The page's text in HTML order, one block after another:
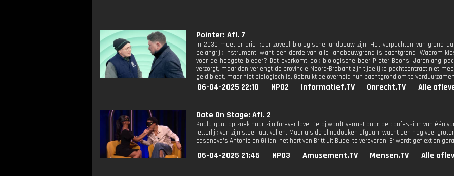
Pointer: Afl. 7
In 2030 moet er drie keer zoveel biologische landbouw zijn. Het verpachten van grond
belangrijk instrument, want een derde van alle landbouwgrond is pachtgrond. Waarom
voor de hoogste bieder? Dat overkomt ook biologische boer Pieter Boons. Jarenlang
verzorgt, maar dan verlengt de provincie Noord-Brabant zijn tijdelijke pachtcontract niet
geld biedt, maar niet biologisch is. Gebruikt de overheid hun pachtgrond om te
06-04-2025 22:10 NPO2 Informatief.TV Onrecht.TV Alle
Date On Stage: Afl. 2
Koala gaat op zoek naar zijn forever love. De dj wordt verrast door de confession van één
letterlijk van zijn stoel laat vallen. Maar als de blinddoeken afgaan, wacht een nog veel
casanova's Antonio en Giliani het hart van Britt uit Budel te veroveren. Er wordt geflext en
06-04-2025 21:45 NPO3 Amusement.TV Mensen.TV Alle